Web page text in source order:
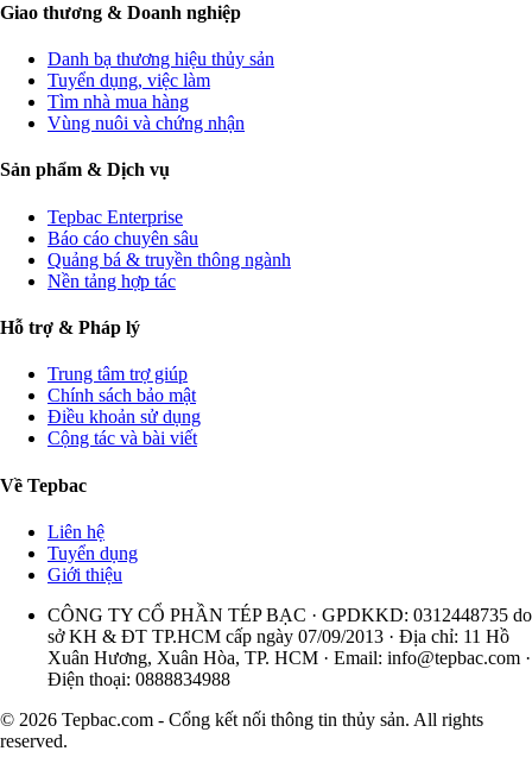
Giao thương & Doanh nghiệp
Danh bạ thương hiệu thủy sản
Tuyển dụng, việc làm
Tìm nhà mua hàng
Vùng nuôi và chứng nhận
Sản phẩm & Dịch vụ
Tepbac Enterprise
Báo cáo chuyên sâu
Quảng bá & truyền thông ngành
Nền tảng hợp tác
Hỗ trợ & Pháp lý
Trung tâm trợ giúp
Chính sách bảo mật
Điều khoản sử dụng
Cộng tác và bài viết
Về Tepbac
Liên hệ
Tuyển dụng
Giới thiệu
CÔNG TY CỔ PHẦN TÉP BẠC · GPDKKD: 0312448735 do
sở KH & ĐT TP.HCM cấp ngày 07/09/2013 · Địa chỉ: 11 Hồ
Xuân Hương, Xuân Hòa, TP. HCM · Email: info@tepbac.com ·
Điện thoại: 0888834988
© 2026 Tepbac.com - Cổng kết nối thông tin thủy sản. All rights
reserved.